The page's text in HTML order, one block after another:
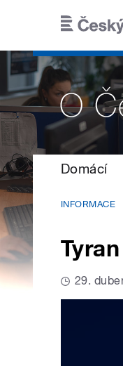
Domácí
INFORMACE
29.